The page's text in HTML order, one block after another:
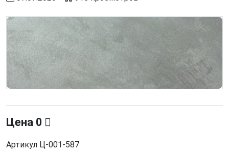
Цена 0
Артикул Ц-001-587